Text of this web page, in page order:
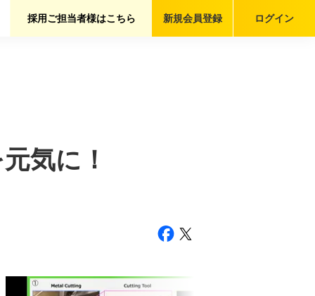
採用ご担当者様はこちら ログイン
新規会員登録
気に！